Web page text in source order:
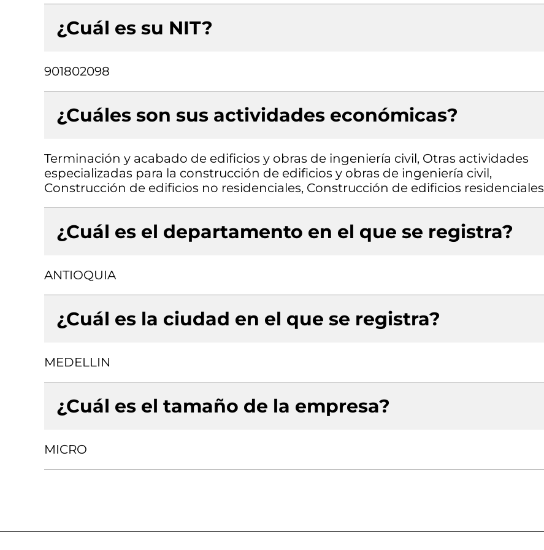
¿Cuál es su NIT?
901802098
¿Cuáles son sus actividades económicas?
Terminación y acabado de edificios y obras de ingeniería civil, Otras actividades
especializadas para la construcción de edificios y obras de ingeniería civil,
Construcción de edificios no residenciales, Construcción de edificios residenciales
¿Cuál es el departamento en el que se registra?
ANTIOQUIA
¿Cuál es la ciudad en el que se registra?
MEDELLIN
¿Cuál es el tamaño de la empresa?
MICRO